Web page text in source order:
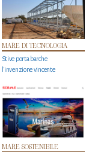
MARE DI TECNOLOGIA
Stive porta barche
l'invenzione vincente
MARE SOSTENIBILE